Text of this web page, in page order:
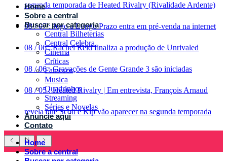
segunda temporada de Heated Rivalry (Rivalidade Ardente)
08 / 07 : Jogo a Longo Prazo entra em pré-venda na internet
08 / 06 : Rachel Reid finaliza a produção de Unrivaled
08 / 06 : Gravações de Gente Grande 3 são iniciadas
08 / 05 : Heated Rivalry | Em entrevista, François Arnaud
revela que Scott e Kip vão aparecer na segunda temporada
Home
Sobre a central
Buscar por categoria
Central Bilheterias
Central Celebra
Cinema
Críticas
Famosos
Musica
Quadrinhos
Streaming
Séries e Novelas
Anuncie aqui
Contato
Home
Sobre a central